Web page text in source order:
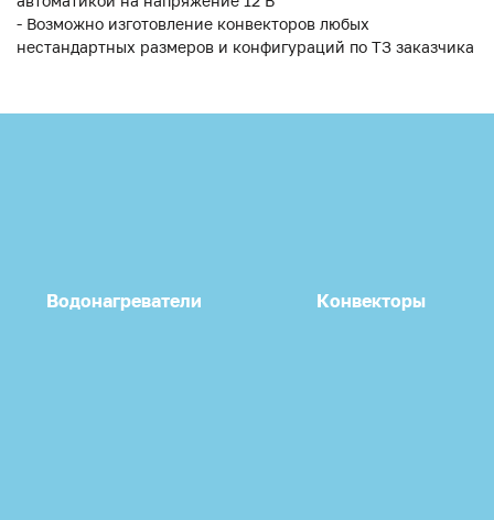
- Возможно изготовление конвекторов любых
нестандартных размеров и конфигураций по ТЗ заказчика
Водонагреватели Конвекторы